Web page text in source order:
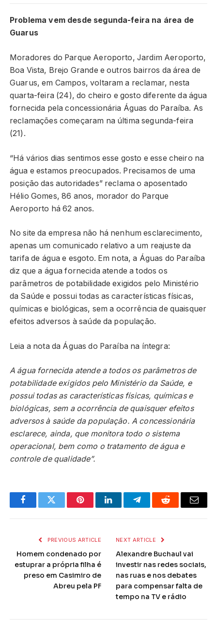
Problema vem desde segunda-feira na área de
Guarus
Moradores do Parque Aeroporto, Jardim Aeroporto,
Boa Vista, Brejo Grande e outros bairros da área de
Guarus, em Campos, voltaram a reclamar, nesta
quarta-feira (24), do cheiro e gosto diferente da água
fornecida pela concessionária Águas do Paraíba. As
reclamações começaram na última segunda-feira
(21).
“Há vários dias sentimos esse gosto e esse cheiro na
água e estamos preocupados. Precisamos de uma
posição das autoridades” reclama o aposentado
Hélio Gomes, 86 anos, morador do Parque
Aeroporto há 62 anos.
No site da empresa não há nenhum esclarecimento,
apenas um comunicado relativo a um reajuste da
tarifa de água e esgoto. Em nota, a Águas do Paraíba
diz que a água fornecida atende a todos os
parâmetros de potabilidade exigidos pelo Ministério
da Saúde e possui todas as características físicas,
químicas e biológicas, sem a ocorrência de quaisquer
efeitos adversos à saúde da população.
Leia a nota da Águas do Paraíba na íntegra:
A água fornecida atende a todos os parâmetros de
potabilidade exigidos pelo Ministério da Saúde, e
possui todas as características físicas, químicas e
biológicas, sem a ocorrência de quaisquer efeitos
adversos à saúde da população. A concessionária
esclarece, ainda, que monitora todo o sistema
operacional, bem como o tratamento de água e
controle de qualidade”.
FacebookTwitter PinterestLinkedInTelegramReddit Email
PREVIOUS ARTICLE
Homem condenado por
estuprar a própria filha é
preso em Casimiro de
Abreu pela PF
NEXT ARTICLE
Alexandre Buchaul vai
investir nas redes sociais,
nas ruas e nos debates
para compensar falta de
tempo na TV e rádio